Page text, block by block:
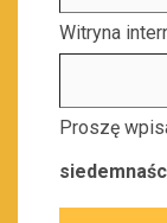
Witryna
Proszę